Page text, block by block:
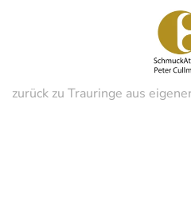
springen
zurück zu Trauringe aus